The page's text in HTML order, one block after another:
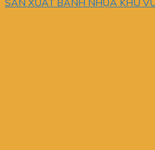
SẢN XUẤT BANH NHỰA KHU